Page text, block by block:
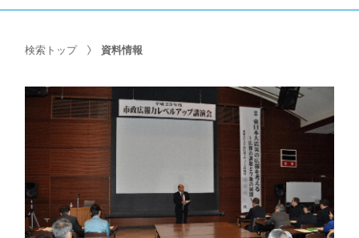
検索トップ 資料情報